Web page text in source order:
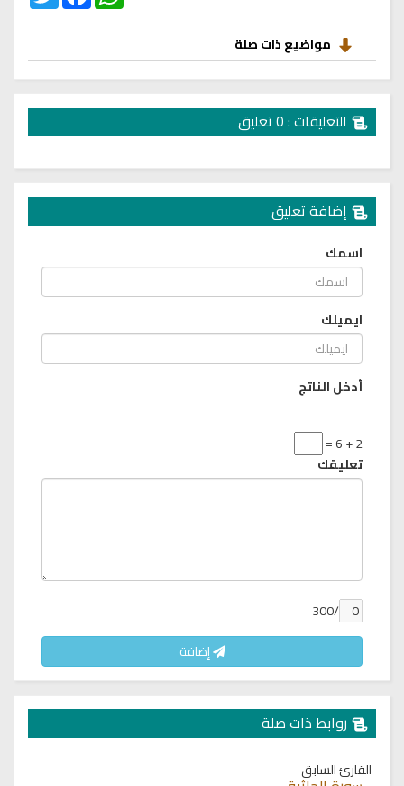
مواضيع ذات صلة
التعليقات : 0 تعليق
إضافة تعليق
اسمك
ايميلك
أدخل الناتج
2 + 6 =
تعليقك
/300
إضافة
روابط ذات صلة
القارئ السابق